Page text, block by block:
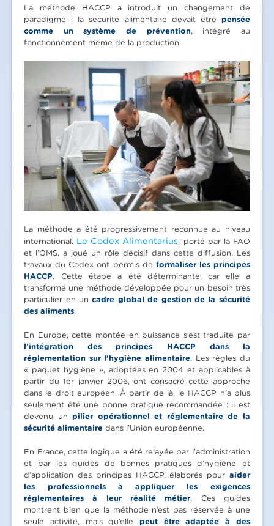
La méthode HACCP a introduit un changement de
paradigme : la sécurité alimentaire devait être pensée
comme un système de prévention, intégré au
fonctionnement même de la production.
La méthode a été progressivement reconnue au niveau
international. Le Codex Alimentarius, porté par la FAO
et l’OMS, a joué un rôle décisif dans cette diffusion. Les
travaux du Codex ont permis de formaliser les principes
HACCP. Cette étape a été déterminante, car elle a
transformé une méthode développée pour un besoin très
particulier en uncadre global de gestion de la sécurité
des aliments.
En Europe, cette montée en puissance s’est traduite par
l’intégration des principes HACCP dans la
réglementation sur l’hygiène alimentaire. Les règles du
« paquet hygiène », adoptées en 2004 et applicables à
partir du 1er janvier 2006, ont consacré cette approche
dans le droit européen. À partir de là, le HACCP n’a plus
seulement été une bonne pratique recommandée : il est
devenu unpilier opérationnel et réglementaire de la
sécurité alimentaire dans l’Union européenne.
En France, cette logique a été relayée par l’administration
et par les guides de bonnes pratiques d’hygiène et
d’application des principes HACCP, élaborés pour aider
les professionnels à appliquer les exigences
réglementaires à leur réalité métier. Ces guides
montrent bien que la méthode n’est pas réservée à une
seule activité, mais qu’elle peut être adaptée à des